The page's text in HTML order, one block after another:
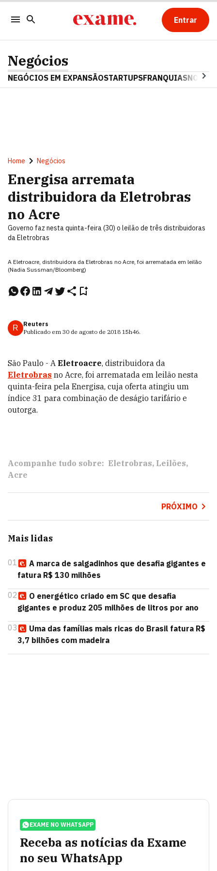
Entrar
Negócios
NEGÓCIOS EM EXPANSÃOSTARTUPSFRANQUIAS
Home Negócios
Energisa arremata
distribuidora da Eletrobras
no Acre
Governo faz nesta quinta-feira (30) o leilão de três distribuidoras
da Eletrobras
A Eletroacre, distribuidora da Eletrobras no Acre, foi arrematada em leilão
(Nadia Sussman/Bloomberg)
R
Reuters
Publicado em 30 de agosto de 2018 15h46.
São Paulo - A Eletroacre, distribuidora da
Eletrobras no Acre, foi arrematada em leilão nesta
quinta-feira pela Energisa, cuja oferta atingiu um
índice 31 para combinação de deságio tarifário e
outorga.
Acompanhe tudo sobre: Eletrobras Leilões
Acre
PRÓXIMO
Mais lidas
01
A marca de salgadinhos que desafia gigantes e
fatura R$ 130 milhões
02
O energético criado em SC que desafia
gigantes e produz 205 milhões de litros por ano
03
Uma das famílias mais ricas do Brasil fatura R$
3,7 bilhões com madeira
EXAME NO WHATSAPP
Receba as notícias da Exame
no seu WhatsApp